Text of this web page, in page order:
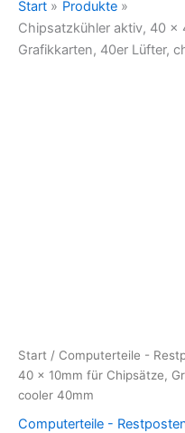
Start
Produkte
Chipsatzkühler aktiv, 40 x
Grafikkarten, 40er Lüfter,
Start / Computerteile -
40 x 10mm für Chipsätze,
cooler 40mm
Computerteile -